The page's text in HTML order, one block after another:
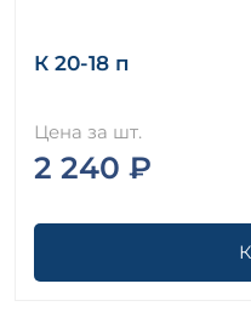
К 20-18 п
Цена за шт.
2 240 ₽